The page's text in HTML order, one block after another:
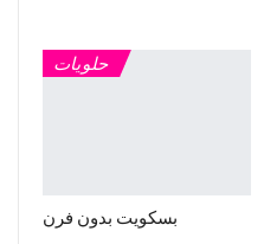
حلويات
بسكويت بدون فرن